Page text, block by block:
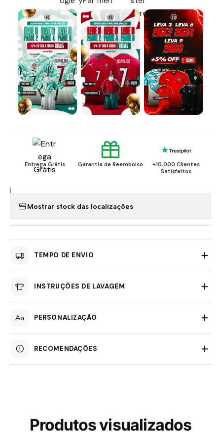
Entrega Grátis Garantia de Reembolso
+10.000 Clientes
Satisfeitos
|
Mostrar stock das localizações
TEMPO DE ENVIO
INSTRUÇÕES DE LAVAGEM
PERSONALIZAÇÃO
RECOMENDAÇÕES
Produtos visualizados